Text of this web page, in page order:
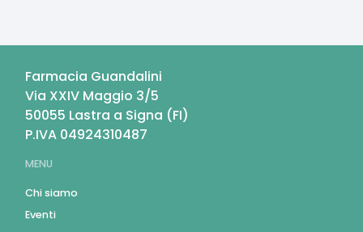
Farmacia Guandalini
Via XXIV Maggio 3/5
50055 Lastra a Signa (FI)
P.IVA 04924310487
MENU
Chi siamo
Eventi